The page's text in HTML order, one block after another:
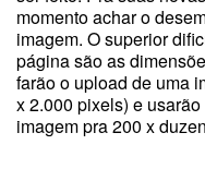
momento achar o
imagem. O superior
página são as
farão o upload de uma
x 2.000 pixels) e
imagem pra 200 x